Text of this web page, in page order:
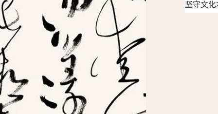
坚守文